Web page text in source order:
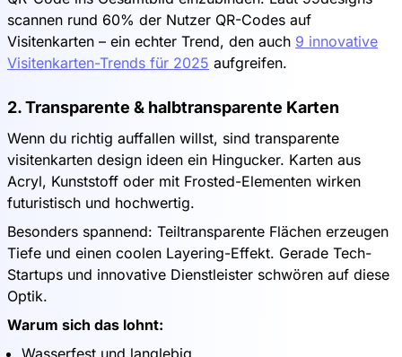
scannen rund 60% der Nutzer QR-Codes auf
Visitenkarten – ein echter Trend, den auch 9 innovative
Visitenkarten-Trends für 2025 aufgreifen.
2. Transparente & halbtransparente Karten
Wenn du richtig auffallen willst, sind transparente
visitenkarten design ideen ein Hingucker. Karten aus
Acryl, Kunststoff oder mit Frosted-Elementen wirken
futuristisch und hochwertig.
Besonders spannend: Teiltransparente Flächen erzeugen
Tiefe und einen coolen Layering-Effekt. Gerade Tech-
Startups und innovative Dienstleister schwören auf diese
Optik.
Warum sich das lohnt:
Wasserfest und langlebig